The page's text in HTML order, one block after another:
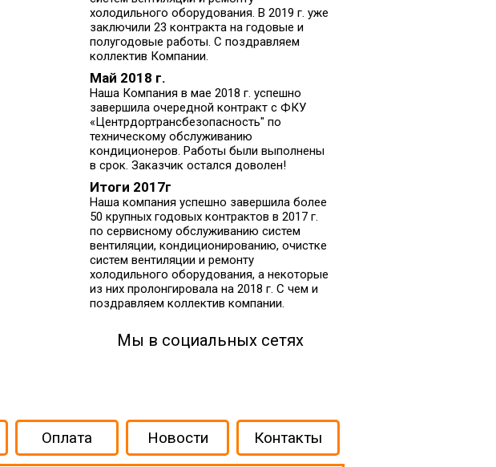
холодильного оборудования. В 2019 г. уже
заключили 23 контракта на годовые и
полугодовые работы. С поздравляем
коллектив Компании.
Май 2018 г.
Наша Компания в мае 2018 г. успешно
завершила очередной контракт с ФКУ
«Центрдортрансбезопасность" по
техническому обслуживанию
кондиционеров. Работы были выполнены
в срок. Заказчик остался доволен!
Итоги 2017г
Наша компания успешно завершила более
50 крупных годовых контрактов в 2017 г.
по сервисному обслуживанию систем
вентиляции, кондиционированию, очистке
систем вентиляции и ремонту
холодильного оборудования, а некоторые
из них пролонгировала на 2018 г. С чем и
поздравляем коллектив компании.
Мы в социальных сетях
Оплата Новости Контакты